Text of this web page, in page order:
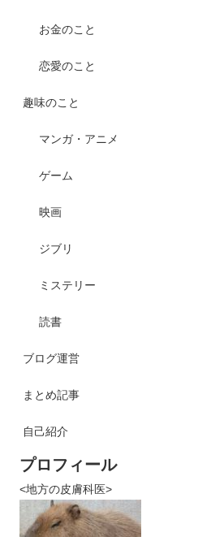
お金のこと
恋愛のこと
趣味のこと
マンガ・アニメ
ゲーム
映画
ジブリ
ミステリー
読書
ブログ運営
まとめ記事
自己紹介
プロフィール
<地方の皮膚科医>